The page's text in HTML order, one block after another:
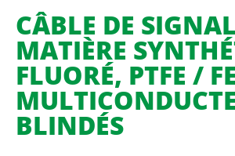
CÂBLE DE
MATIÈRE
FLUORÉ, PTFE /
BLINDÉS